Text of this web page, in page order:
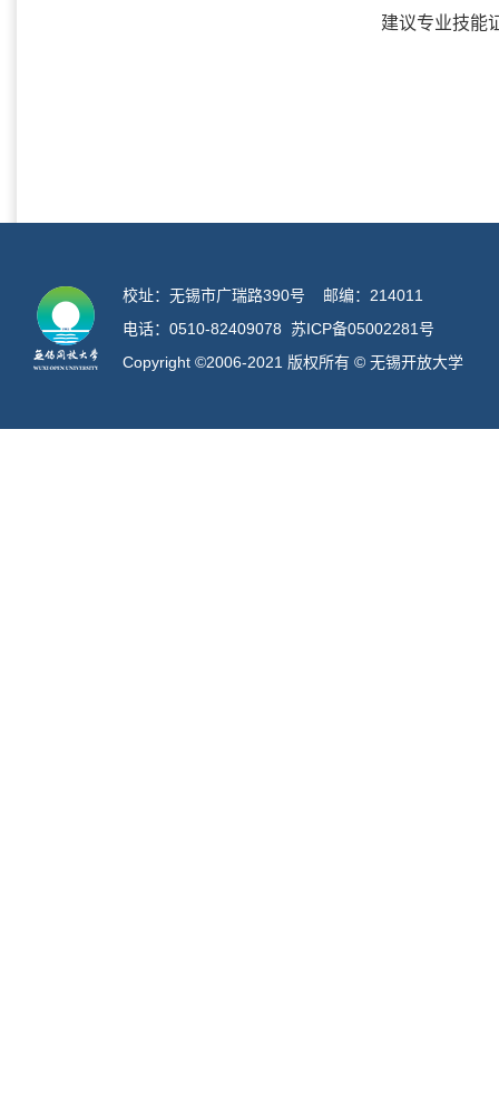
建议专业技能
校址：无锡市广瑞路390号 邮编：214011
电话：0510-82409078 苏ICP备05002281号
Copyright ©2006-2021 版权所有 © 无锡开放大学